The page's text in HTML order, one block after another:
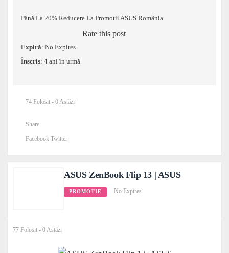
Până La 20% Reducere La Promotii ASUS România
Rate this post
Expiră: No Expires
Înscris: 4 ani în urmă
74 Folosit - 0 Astăzi
Share
Facebook Twitter
ASUS ZenBook Flip 13 | ASUS
PROMOTIE No Expires
77 Folosit - 0 Astăzi